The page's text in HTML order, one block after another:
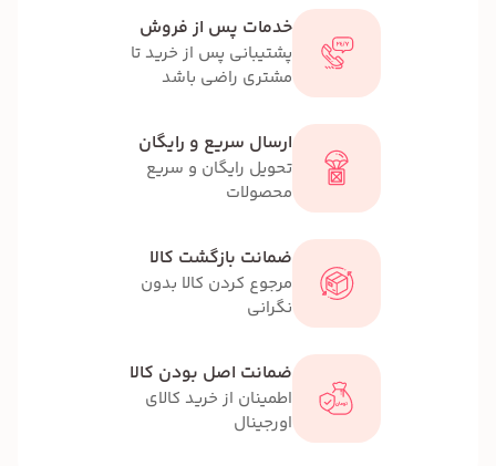
خدمات پس از فروش
پشتیبانی پس از خرید تا
مشتری راضی باشد
ارسال سریع و رایگان
تحویل رایگان و سریع
محصولات
ضمانت بازگشت کالا
مرجوع کردن کالا بدون
نگرانی
ضمانت اصل بودن کالا
اطمینان از خرید کالای
اورجینال